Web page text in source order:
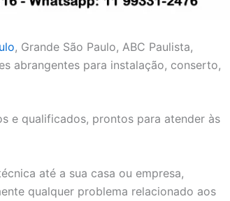
, Grande São Paulo, ABC Paulista,
abrangentes para instalação, conserto,
e qualificados, prontos para atender às
até a sua casa ou empresa,
qualquer problema relacionado aos